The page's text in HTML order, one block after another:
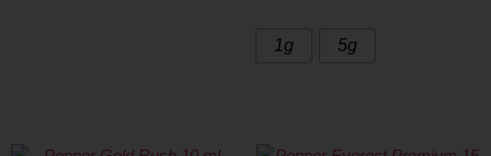
1g 5g